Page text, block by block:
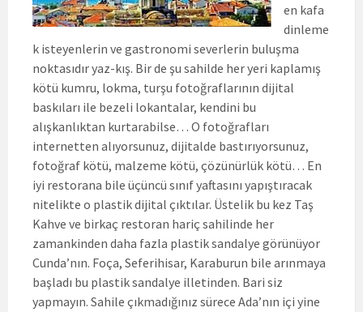
en kafa
dinleme
k isteyenlerin ve gastronomi severlerin buluşma
noktasıdır yaz-kış. Bir de şu sahilde her yeri kaplamış
kötü kumru, lokma, turşu fotoğraflarının dijital
baskıları ile bezeli lokantalar, kendini bu
alışkanlıktan kurtarabilse… O fotoğrafları
internetten alıyorsunuz, dijitalde bastırıyorsunuz,
fotoğraf kötü, malzeme kötü, çözünürlük kötü… En
iyi restorana bile üçüncü sınıf yaftasını yapıştıracak
nitelikte o plastik dijital çıktılar. Üstelik bu kez Taş
Kahve ve birkaç restoran hariç sahilinde her
zamankinden daha fazla plastik sandalye görünüyor
Cunda’nın. Foça, Seferihisar, Karaburun bile arınmaya
başladı bu plastik sandalye illetinden. Bari siz
yapmayın. Sahile çıkmadığınız sürece Ada’nın içi yine